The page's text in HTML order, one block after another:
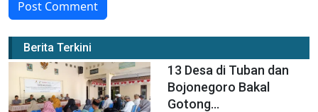
Post Comment
Berita Terkini
13 Desa di Tuban dan
Bojonegoro Bakal
Gotong...